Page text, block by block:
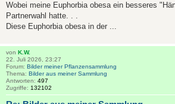
Wobei meine Euphorbia obesa ein besseres
Partnerwahl hatte. . .
Diese Euphorbia obesa in der ...
von K.W.
22. Juli 2026, 23:27
Forum: Bilder meiner Pflanzensammlung
Thema: Bilder aus meiner Sammlung
Antworten: 497
Zugriffe: 132102